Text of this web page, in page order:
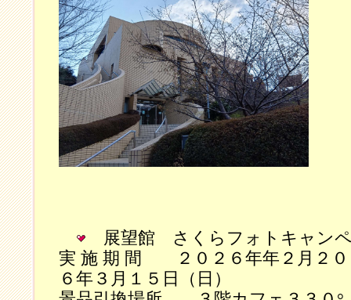
展望館 さくらフォトキャン
実 施 期 間 ２０２６年年２月２０
６年３月１５日（日）